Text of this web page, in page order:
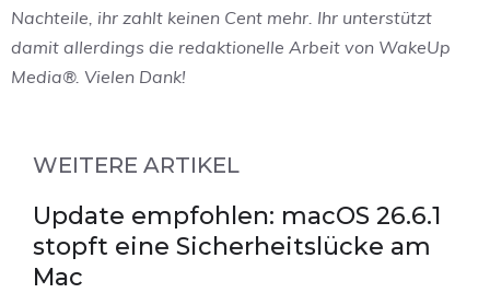
Nachteile, ihr zahlt keinen Cent mehr. Ihr unterstützt
damit allerdings die redaktionelle Arbeit von WakeUp
Media®. Vielen Dank!
WEITERE ARTIKEL
Update empfohlen: macOS 26.6.1
stopft eine Sicherheitslücke am
Mac